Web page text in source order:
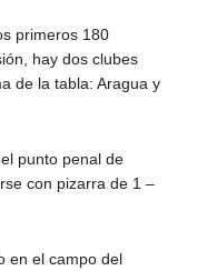
primeros 180
hay dos clubes
de la tabla: Aragua y
punto penal de
con pizarra de 1 –
en el campo del